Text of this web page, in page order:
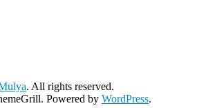
. All rights reserved.
Powered by WordPress.